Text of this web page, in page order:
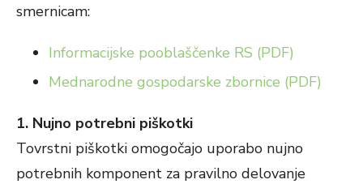
smernicam:
Informacijske pooblaščenke RS (PDF)
Mednarodne gospodarske zbornice (PDF)
1. Nujno potrebni piškotki
Tovrstni piškotki omogočajo uporabo nujno
potrebnih komponent za pravilno delovanje